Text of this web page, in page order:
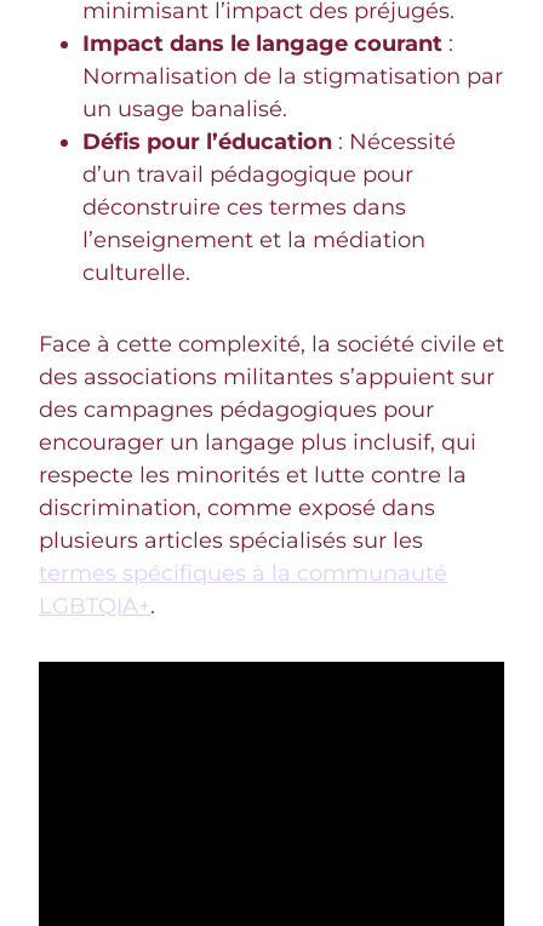
minimisant l’impact des préjugés.
Impact dans le langage courant :
Normalisation de la stigmatisation par
un usage banalisé.
Défis pour l’éducation : Nécessité
d’un travail pédagogique pour
déconstruire ces termes dans
l’enseignement et la médiation
culturelle.
Face à cette complexité, la société civile et
des associations militantes s’appuient sur
des campagnes pédagogiques pour
encourager un langage plus inclusif, qui
respecte les minorités et lutte contre la
discrimination, comme exposé dans
plusieurs articles spécialisés sur les
termes spécifiques à la communauté
LGBTQIA+.